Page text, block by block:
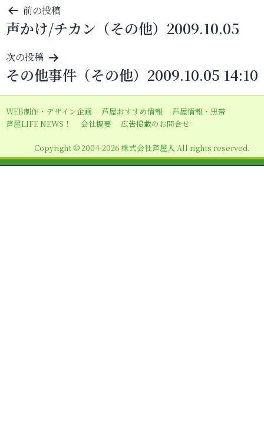
投
稿
ナ
ビ
ゲ
ー
シ
ン
前の投稿
声かけ/チカン（その他）2009.10.05
次の投稿
その他事件（その他）2009.10.05 14:10
WEB制作・デザイン企画 芦屋おすすめ情報
芦屋情報・黒帯
芦屋LIFE NEWS！
会社概要 広告掲載のお問合せ
Copyright © 2004-2026 株式会社芦屋人 All rights reserved.